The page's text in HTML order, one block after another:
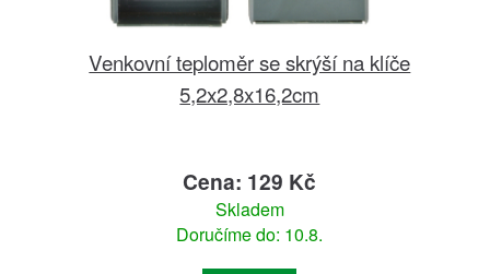
Venkovní teploměr se skrýší na klíče
5,2x2,8x16,2cm
Cena: 129 Kč
Skladem
Doručíme do: 10.8.